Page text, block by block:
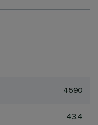
4590
43.4